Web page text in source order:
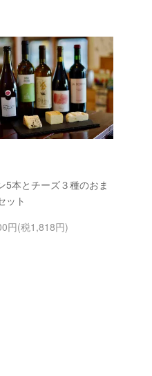
5本とチーズ３種のおま
ット
円(税1,818円)